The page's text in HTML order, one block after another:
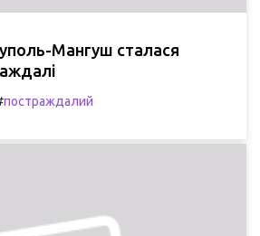
Мангуш сталася
постраждалий